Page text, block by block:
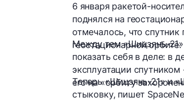
6 января ракетой-
поднялся на
отмечалось, что
геостационарной орбите.
Между тем «Шицзянь-21»
показать себя в деле: в
эксплуатации
его на «орбиту
Теперь «Шицзянь-21» и
стыковку, пишет